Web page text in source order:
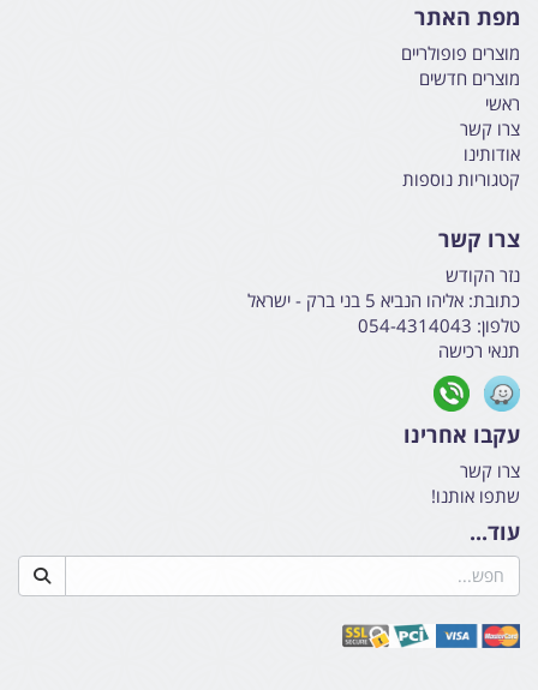
מפת האתר
מוצרים פופולריים
מוצרים חדשים
ראשי
צרו קשר
אודותינו
קטגוריות נוספות
צרו קשר
נזר הקודש
כתובת: אליהו הנביא 5 בני ברק - ישראל
טלפון: 054-4314043
תנאי רכישה
עקבו אחרינו
צרו קשר
שתפו אותנו!
עוד...